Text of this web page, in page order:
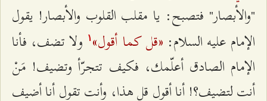
"والأبصار" فتصبح: يا مقلب القلوب والأبصار! يقول
الإمام عليه السلام: «قل كما أقول» ۱
ولا تضف، فأنا
الإمام الصادق أعلّمك، فكيف تتجرّأ وتضيف! مَنْ
أنت لتضيف؟! أنا أقول قل هذا، وأنت تقول أنا أضيف